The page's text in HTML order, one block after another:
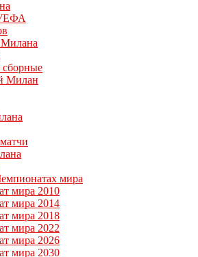
Милан
мира
мира 2010
мира 2014
мира 2018
мира 2022
мира 2026
мира 2030